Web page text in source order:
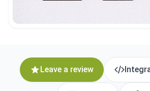
Leave a review